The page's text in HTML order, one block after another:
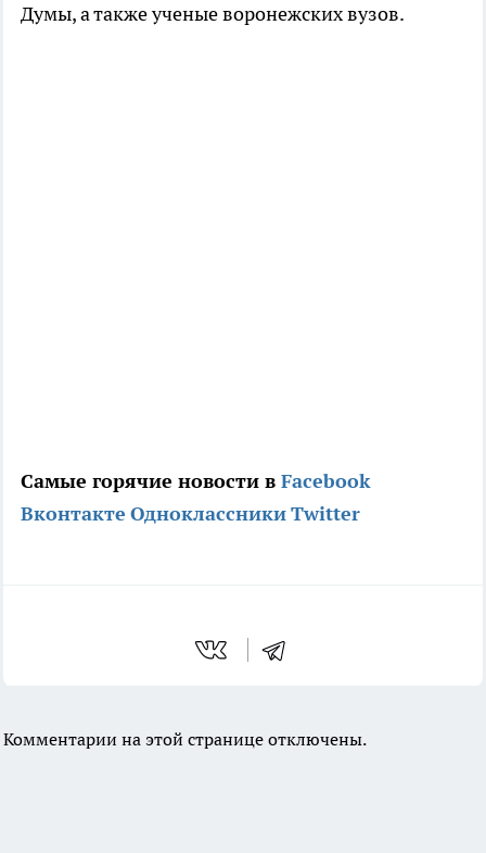
Думы, а также ученые воронежских вузов.
Самые горячие новости в Facebook
Вконтакте ОдноклассникиTwitter
Комментарии на этой странице отключены.